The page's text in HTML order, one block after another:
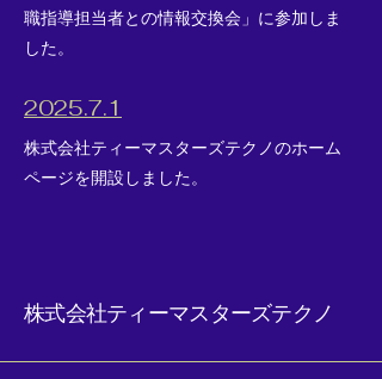
職指導担当者との情報交換会」に参加しま
した。​​
2025.7.1
​株式会社ティーマスターズテクノのホーム
ページを開設しました。
​株式会社ティーマスターズテクノ